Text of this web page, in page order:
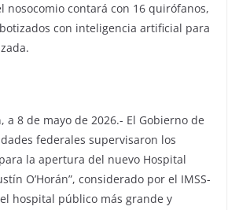
nosocomio contará con 16 quirófanos,
con inteligencia artificial para
a 8 de mayo de 2026.- El Gobierno de
federales supervisaron los
la apertura del nuevo Hospital
O’Horán”, considerado por el IMSS-
hospital público más grande y